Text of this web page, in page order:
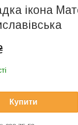
ікона
Купити